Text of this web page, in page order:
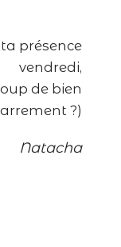
présence
vendredi,
de bien
?)
Natacha